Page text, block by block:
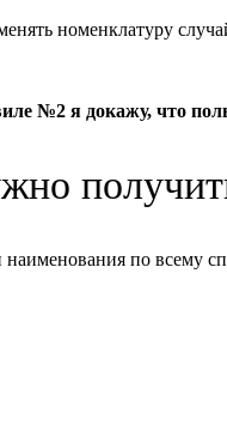
номенклатуру
№2 я докажу, что
по всему